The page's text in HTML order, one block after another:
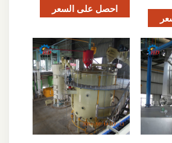
احصل على السعر